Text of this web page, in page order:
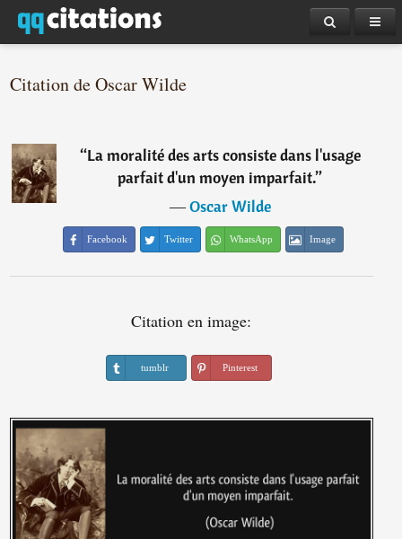
Citation de Oscar Wilde
“La moralité des arts consiste dans l'usage
parfait d'un moyen imparfait.”
―Oscar Wilde
Facebook Twitter WhatsApp Image
Citation en image:
tumblr Pinterest